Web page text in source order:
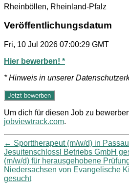
Rheinböllen, Rheinland-Pfalz
Veröffentlichungsdatum
Fri, 10 Jul 2026 07:00:29 GMT
Hier bewerben! *
* Hinweis in unserer
Um dich für diesen Job zu
jobviewtrack.com.
← Sporttherapeut (m/w/d) in
Jesuitenschlossl Betriebs GmbH
(m/w/d) für herausgehobene
Niedersachsen von Evangelische
gesucht